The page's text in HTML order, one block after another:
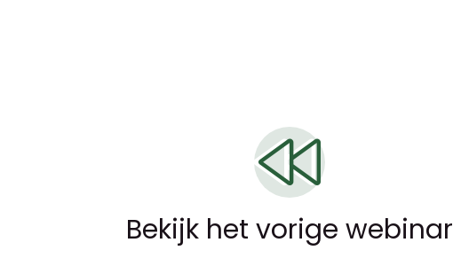
Bekijk het vorige webinar